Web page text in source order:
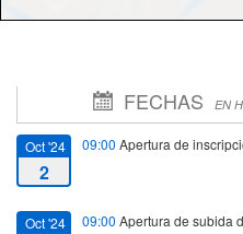
FECHAS EN
Oct '24
2
09:00 Apertura de
Oct '24 09:00 Apertura de subida